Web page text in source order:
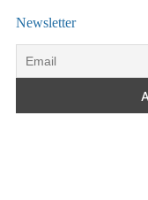
Newsletter